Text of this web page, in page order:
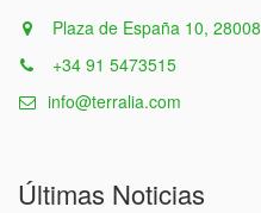
Plaza de España 10, 28008
+34 91 5473515
info@terralia.com
Últimas Noticias